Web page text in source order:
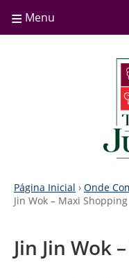
≡ Menu
Página Inicial › Onde
Jin Wok – Maxi Shopping
Jin Jin Wok